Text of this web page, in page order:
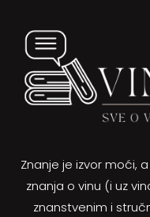
Znanje je izvor moći,
znanja o vinu (i uz
znanstvenim i